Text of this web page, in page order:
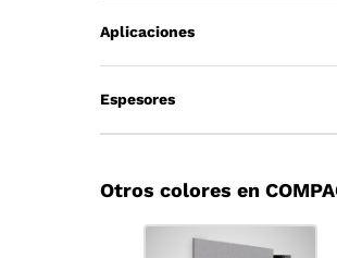
Aplicaciones
Espesores
Otros colores en